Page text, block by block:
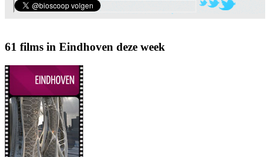
61 films in Eindhoven deze week